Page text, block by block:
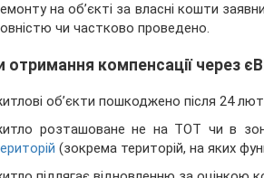
на об’єкті за власні кошти
чи частково проведено.
отримання компенсації через
об’єкти пошкоджено після 24
розташоване не на ТОТ чи в
(зокрема територій, на яких